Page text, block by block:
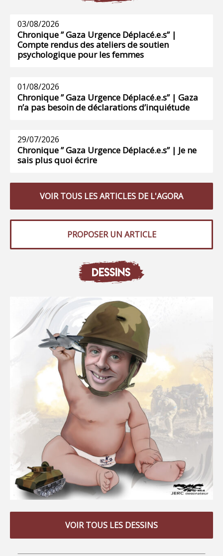
03/08/2026
Chronique ” Gaza Urgence Déplacé.e.s” |
Compte rendus des ateliers de soutien
psychologique pour les femmes
01/08/2026
Chronique ” Gaza Urgence Déplacé.e.s” | Gaza
n’a pas besoin de déclarations d’inquiétude
29/07/2026
Chronique ” Gaza Urgence Déplacé.e.s” | Je ne
sais plus quoi écrire
VOIR TOUS LES ARTICLES DE L'AGORA
PROPOSER UN ARTICLE
DESSINS
VOIR TOUS LES DESSINS